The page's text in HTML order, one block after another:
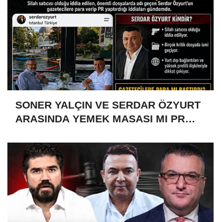
SONER YALÇIN VE SERDAR ÖZYURT
ARASINDA YEMEK MASASI MI PR